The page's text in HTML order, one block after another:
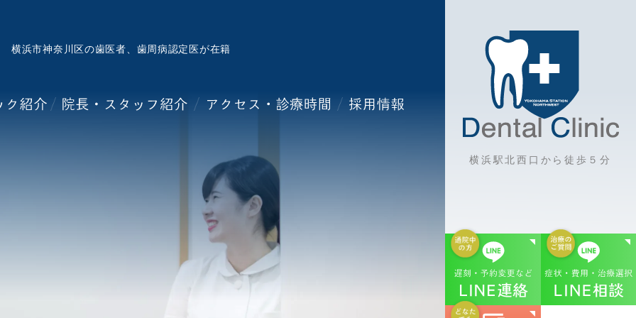
横浜市神奈川区の歯医者、歯周病認定医が在籍
横浜駅北西口から 徒歩５分